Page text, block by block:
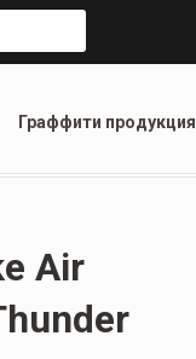
Граффити продукция
Air